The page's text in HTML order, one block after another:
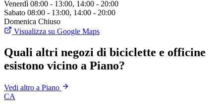
Venerdì 08:00 - 13:00, 14:00 - 20:00
Sabato 08:00 - 13:00, 14:00 - 20:00
Domenica Chiuso
Visualizza su Google Maps
Quali altri negozi di biciclette e officine
esistono vicino a Piano?
Vedi altro a Piano
CA